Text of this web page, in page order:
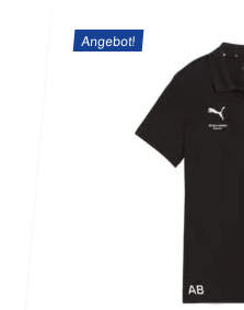
Es befinden
ist:
27,99 €.
Angebot!